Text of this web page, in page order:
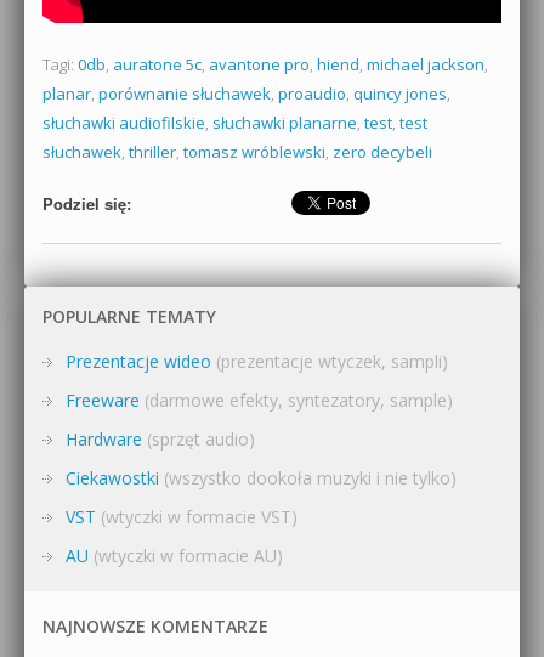
Tagi: 0db, auratone 5c, avantone pro, hiend, michael jackson,
planar, porównanie słuchawek, proaudio, quincy jones,
słuchawki audiofilskie, słuchawki planarne, test, test
słuchawek, thriller, tomasz wróblewski, zero decybeli
Podziel się:
POPULARNE TEMATY
Prezentacje wideo (prezentacje wtyczek, sampli)
Freeware (darmowe efekty, syntezatory, sample)
Hardware (sprzęt audio)
Ciekawostki (wszystko dookoła muzyki i nie tylko)
VST (wtyczki w formacie VST)
AU (wtyczki w formacie AU)
NAJNOWSZE KOMENTARZE